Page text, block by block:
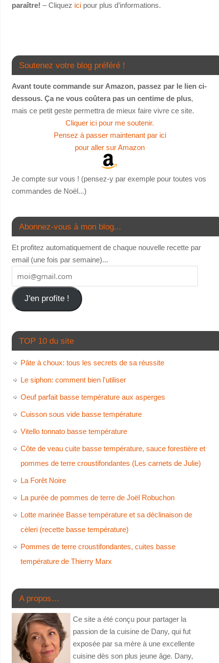
paraître! – Cliquez icipour plus d’informations.
Soutenez votre blog préféré !
Avant toute commande sur Amazon, passez par le lien ci-
dessous. Ça ne vous coûtera pas un centime de plus,
mais ce petit geste permettra de mieux faire vivre ce site.
Cliquer ici pour me soutenir.
Pensez à passer maintenant par ici
pour aller sur Amazon
Je compte sur vous ! (pensez-y par exemple pour toutes vos
commandes de Noël...)
Abonnez-vous à mon blog...
Et profitez automatiquement de chaque nouvelle recette par
email (une fois par semaine)...
J'en profite !
TOP 10 du site
Pâte à choux: tous les secrets de sa réussite
Le siphon: comment bien l'utiliser
Oeuf parfait basse température aux asperges
Cuisson sous vide basse température
Vitello tonnato basse température
Côte de veau cuite basse température, sauce forestière et
pommes de terre croustifondantes (Les carnets de Julie)
La Forêt Noire
La purée de pommes de terre de Joël Robuchon
Lotte marinée Basse température et sa déclinaison de
cèleri (recette basse température)
Pommes de terre croustifondantes, cuites basse
température de Thierry Marx
A propos…
Ce site a été conçu pour partager la
passion de la cuisine de Dany, qui fut
exposée par sa mère à une excellente
cuisine dès son plus jeune âge. Dany,